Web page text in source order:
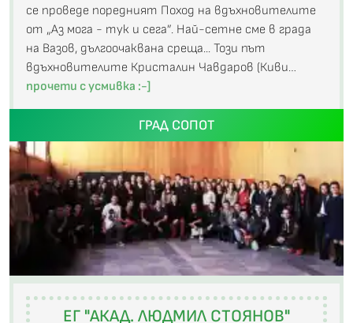
се проведе поредният Поход на вдъхновителите
от „Аз мога - тук и сега”. Най-сетне сме в града
на Вазов, дългоочаквана среща... Този път
вдъхновителите Кристалин Чавдаров (Киви…
прочети с усмивка :-]
ГРАД СОПОТ
ЕГ "АКАД. ЛЮДМИЛ СТОЯНОВ"